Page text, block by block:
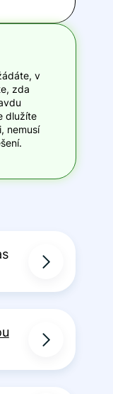
v
zda
dlužíte
nemusí